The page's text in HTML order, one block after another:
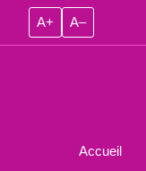
A+ A–
Accueil